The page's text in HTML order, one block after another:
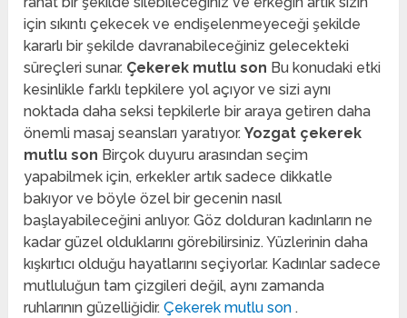
için sıkıntı çekecek ve endişelenmeyeceği şekilde
kararlı bir şekilde davranabileceğiniz gelecekteki
süreçleri sunar. Çekerek mutlu son Bu konudaki etki
kesinlikle farklı tepkilere yol açıyor ve sizi aynı
noktada daha seksi tepkilerle bir araya getiren daha
önemli masaj seansları yaratıyor.Yozgat çekerek
mutlu son Birçok duyuru arasından seçim
yapabilmek için, erkekler artık sadece dikkatle
bakıyor ve böyle özel bir gecenin nasıl
başlayabileceğini anlıyor. Göz dolduran kadınların ne
kadar güzel olduklarını görebilirsiniz. Yüzlerinin daha
kışkırtıcı olduğu hayatlarını seçiyorlar. Kadınlar sadece
mutluluğun tam çizgileri değil, aynı zamanda
ruhlarının güzelliğidir.Çekerek mutlu son.